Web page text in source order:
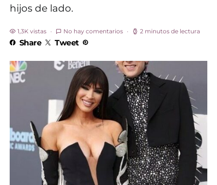
hijos de lado.
1,3K vistas No hay comentarios 2 minutos de lectura
Share Tweet